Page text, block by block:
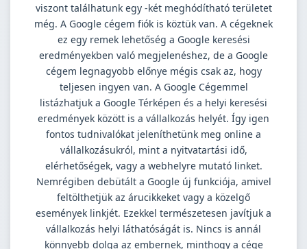
viszont találhatunk egy -két meghódítható területet
még. A Google cégem fiók is köztük van. A cégeknek
ez egy remek lehetőség a Google keresési
eredményekben való megjelenéshez, de a Google
cégem legnagyobb előnye mégis csak az, hogy
teljesen ingyen van. A Google Cégemmel
listázhatjuk a Google Térképen és a helyi keresési
eredmények között is a vállalkozás helyét. Így igen
fontos tudnivalókat jeleníthetünk meg online a
vállalkozásukról, mint a nyitvatartási idő,
elérhetőségek, vagy a webhelyre mutató linket.
Nemrégiben debütált a Google új funkciója, amivel
feltölthetjük az árucikkeket vagy a közelgő
események linkjét. Ezekkel természetesen javítjuk a
vállalkozás helyi láthatóságát is. Nincs is annál
könnyebb dolga az embernek, minthogy a cége